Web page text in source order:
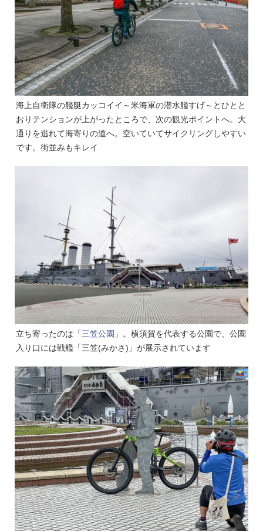
海上自衛隊の艦艇カッコイイ～米海軍の潜水艦すげ～とひとと
おりテンションが上がったところで、次の観光ポイントへ。大
通りを逃れて海寄りの道へ。空いていてサイクリングしやすい
です。街並みもキレイ
立ち寄ったのは 「三笠公園」
。横須賀を代表する公園で、公園
入り口には戦艦「三笠(みかさ)」が展示されています